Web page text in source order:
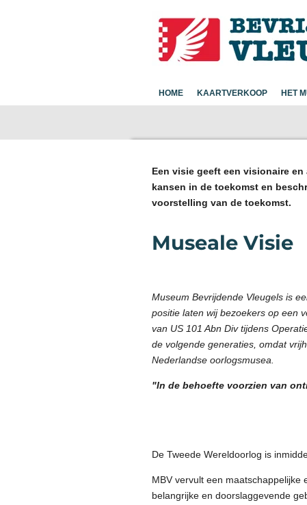
HOME KAARTVERKOOP HET
Een visie geeft een visionaire
kansen in de toekomst en
voorstelling van de toekomst.
Museale Visie
Museum Bevrijdende Vleugels is
positie laten wij bezoekers op een
van US 101 Abn Div tijdens
de volgende generaties, omdat
Nederlandse oorlogsmusea.
"In de behoefte voorzien van
De Tweede Wereldoorlog is
MBV vervult een
belangrijke en doorslaggevende